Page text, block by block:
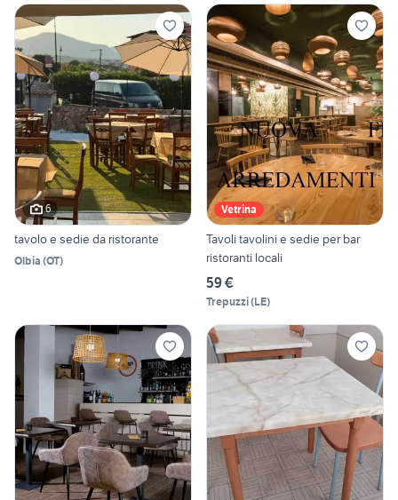
6
tavolo e sedie da ristorante
Olbia (OT)
Vetrina
Tavoli tavolini e sedie per bar
ristoranti locali
59 €
Trepuzzi(LE)